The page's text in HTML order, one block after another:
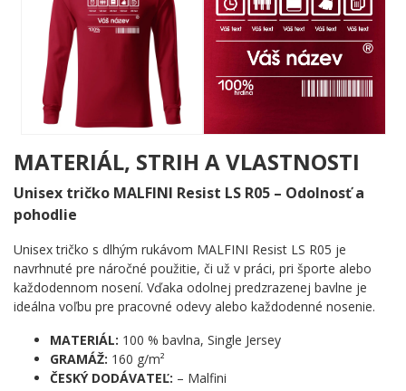
ikonických symbolov v rámčekoch (budík, ľudia, kniha, metla a
krígeľ piva) predstavujú vlastnosti, ktoré si sami vyberiete a
popíšete. Pod nimi sa veľkým, tučným písmom skveje váš
vlastný názov s registrovanou značkou ®. Dole nechýba nápis
100 % hrdina a autentický čiarový kód. Celá kompozícia je čistá,
čiernobiela a okamžite zrozumiteľná – s poriadnou dávkou
Komu urobí radosť?
🔥 Každému, kto si zaslúži oficiálne uznanie svojej
výnimočnosti
💡 Narodeninárovi, ktorému chcete dať niečo osobné a
vtipné zároveň
🎯 Kamarátovi, kolegovi či členovi rodiny s dobrým
zmyslom pre humor
✨ Komukoľvek, koho chcete povýšiť na certifikovaného
hrdinu
Vyplňte, prispôsobte, darujte – a urobte z niekoho obyčajný deň
MATERIÁL, STRIH A VLASTNOSTI
Unisex tričko MALFINI Resist LS R05 – Odolnosť a
pohodlie
Unisex tričko s dlhým rukávom MALFINI Resist LS R05 je
navrhnuté pre náročné použitie, či už v práci, pri športe alebo
každodennom nosení. Vďaka odolnej predzrazenej bavlne je
ideálna voľbu pre pracovné odevy alebo každodenné nosenie.
MATERIÁL: 100 % bavlna, Single Jersey
GRAMÁŽ: 160 g/m²
ČESKÝ DODÁVATEĽ: – Malfini